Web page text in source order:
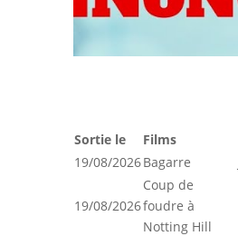
Sortie le Films
19/08/2026Bagarre
19/08/2026
Coup de
foudre à
Notting Hill